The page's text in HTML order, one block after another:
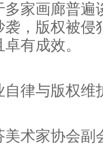
多家画廊普遍
袭，版权被侵
有成效。
自律与版权维
美术家协会副